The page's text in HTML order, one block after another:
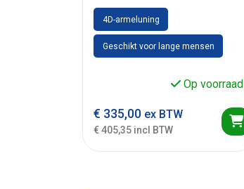
4D-armeluning
Geschikt voor lange mensen
Op voorraad
€ 335,00 ex BTW
€ 405,35 incl BTW